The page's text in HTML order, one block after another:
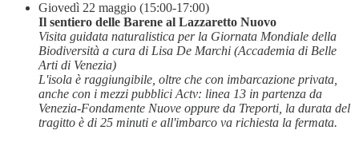
Giovedì 22 maggio (15:00-17:00)
Il sentiero delle Barene al Lazzaretto Nuovo
Visita guidata naturalistica per la Giornata Mondiale della
Biodiversità a cura di Lisa De Marchi (Accademia di Belle
Arti di Venezia)
L'isola è raggiungibile, oltre che con imbarcazione privata,
anche con i mezzi pubblici Actv: linea 13 in partenza da
Venezia-Fondamente Nuove oppure da Treporti, la durata del
tragitto è di 25 minuti e all'imbarco va richiesta la fermata.